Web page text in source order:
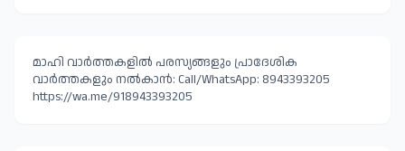
മാഹി വാർത്തകളിൽ പരസ്യങ്ങളും പ്രാദേശിക
വാർത്തകളും നൽകാൻ: Call/WhatsApp: 8943393205
https://wa.me/918943393205